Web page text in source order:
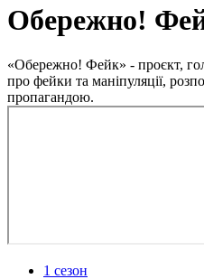
Обережно!
«Обережно! Фейк» - проєкт,
про фейки та маніпуляції,
пропагандою.
1 сезон